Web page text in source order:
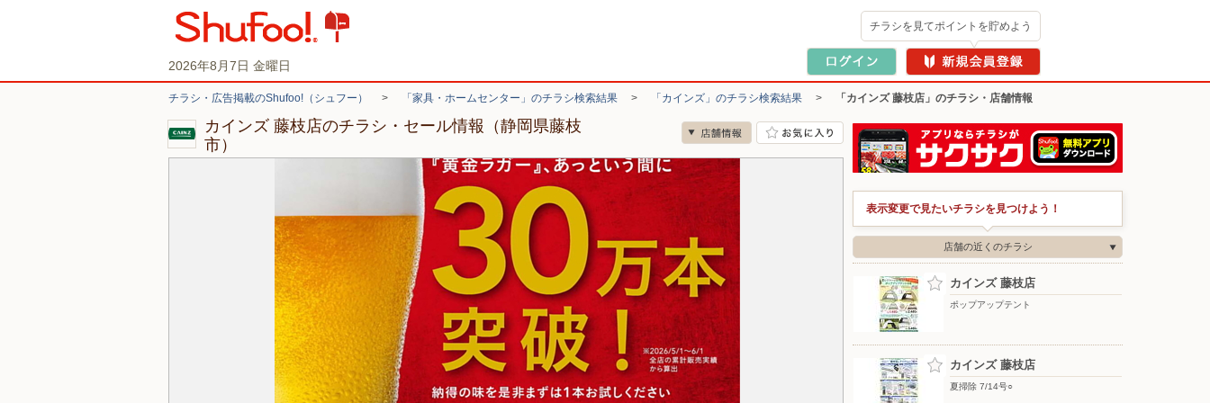
2026年8月7日 金曜日
チラシを見てポイントを貯めよう
チラシ・広告掲載のShufoo!（シュフー） > 「家具・ホームセンター」のチラシ検索結果 > 「カインズ」のチラシ検索結果 > 「カインズ 藤枝店」のチラシ・店舗情報
カインズ 藤枝店のチラシ・セール情報（静岡県藤枝
市）
表示変更で見たいチラシを見つけよう！
店舗の近くのチラシ
カインズ 藤枝店
ポップアップテント
カインズ 藤枝店
夏掃除 7/14号○